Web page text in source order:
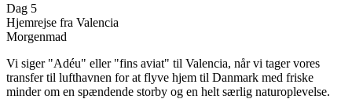
Dag 5
Hjemrejse fra Valencia
Morgenmad
Vi siger "Adéu" eller "fins aviat" til Valencia, når vi tager vores
transfer til lufthavnen for at flyve hjem til Danmark med friske
minder om en spændende storby og en helt særlig naturoplevelse.